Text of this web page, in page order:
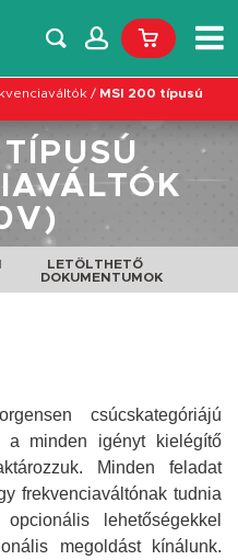
/ MSI 200 típusú
LETÖLTHETŐ
DOKUMENTUMOK
csúcskategóriájú
a minden igényt kielégítő
Minden feladat
frekvenciaváltónak tudnia
lehetőségekkel
megoldást kínálunk.